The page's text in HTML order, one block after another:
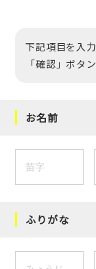
下記項目を入力
「確認」ボタ
お名前
ふりがな